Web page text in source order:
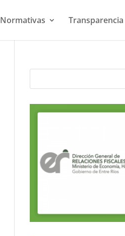
Normativas Transparencia